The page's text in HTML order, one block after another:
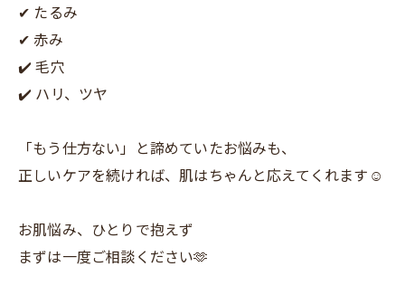
✔ たるみ
✔ 赤み
✔️ 毛穴
✔️ ハリ、ツヤ
「もう仕方ない」と諦めていたお悩みも、
正しいケアを続ければ、肌はちゃんと応えてくれます☺️
お肌悩み、ひとりで抱えず
まずは一度ご相談ください🫶